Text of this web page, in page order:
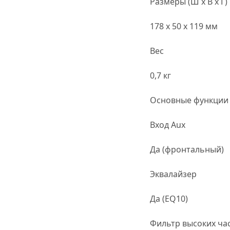
178 x 50 x 119 мм
Вес
0,7 кг
Основные функции
Вход Aux
Да (фронтальный)
Эквалайзер
Да (EQ10)
Фильтр высоких